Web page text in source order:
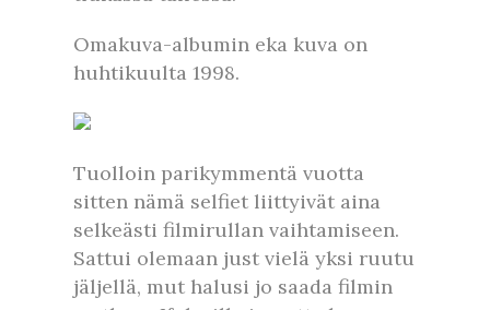
Omakuva-albumin eka kuva on
huhtikuulta 1998.
Tuolloin parikymmentä vuotta
sitten nämä selfiet liittyivät aina
selkeästi filmirullan vaihtamiseen.
Sattui olemaan just vielä yksi ruutu
jäljellä, mut halusi jo saada filmin